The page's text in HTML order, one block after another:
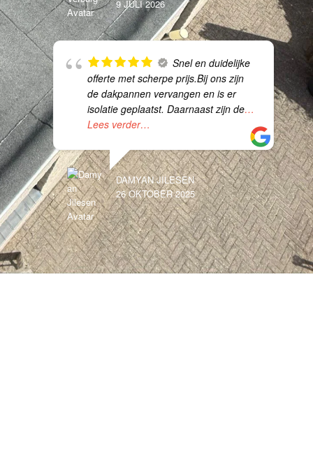
9 JULI 2026
Snel en duidelijke
offerte met scherpe prijs.Bij ons zijn
de dakpannen vervangen en is er
isolatie geplaatst. Daarnaast zijn de…
Lees verder…
DAMYAN JILESEN
26 OKTOBER 2025